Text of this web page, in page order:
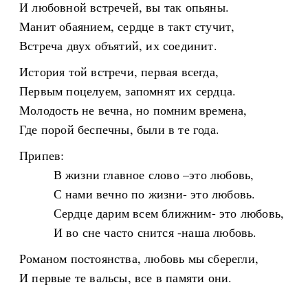
И любовной встречей, вы так опьяны.
Манит обаянием, сердце в такт стучит,
Встреча двух объятий, их соединит.
История той встречи, первая всегда,
Первым поцелуем, запомнят их сердца.
Молодость не вечна, но помним времена,
Где порой беспечны, были в те года.
Припев:
В жизни главное слово –это любовь,
С нами вечно по жизни- это любовь.
Сердце дарим всем ближним- это любовь,
И во сне часто снится -наша любовь.
Романом постоянства, любовь мы сберегли,
И первые те вальсы, все в памяти они.